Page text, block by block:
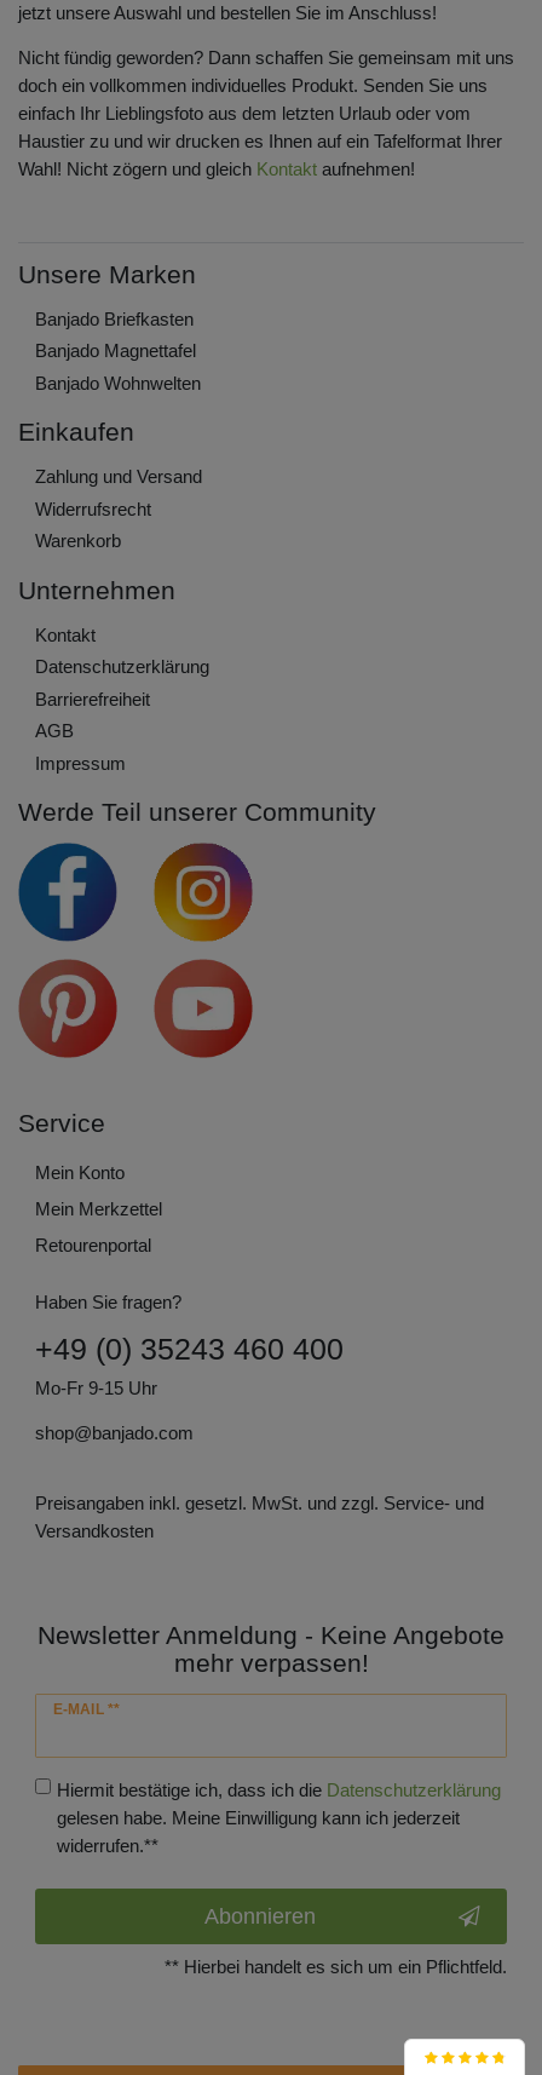
jetzt unsere Auswahl und bestellen Sie im Anschluss!
Nicht fündig geworden? Dann schaffen Sie gemeinsam mit uns
doch ein vollkommen individuelles Produkt. Senden Sie uns
einfach Ihr Lieblingsfoto aus dem letzten Urlaub oder vom
Haustier zu und wir drucken es Ihnen auf ein Tafelformat Ihrer
Wahl! Nicht zögern und gleich Kontakt aufnehmen!
Unsere Marken
Banjado Briefkasten
Banjado Magnettafel
Banjado Wohnwelten
Einkaufen
Zahlung und Versand
Widerrufs­recht
Warenkorb
Unternehmen
Kontakt
Daten­schutz­erklärung
Barrierefreiheit
AGB
Impressum
Werde Teil unserer Community
Service
Mein Konto
Mein Merkzettel
Retourenportal
Haben Sie fragen?
+49 (0) 35243 460 400
Mo-Fr 9-15 Uhr
shop@banjado.com
Preisangaben inkl. gesetzl. MwSt. und zzgl. Service- und
Versandkosten
Newsletter Anmeldung - Keine Angebote
mehr verpassen!
E-MAIL **
Newsletter
Hiermit bestätige ich, dass ich die Daten­schutz­erklärung
gelesen habe. Meine Einwilligung kann ich jederzeit
widerrufen.**
Abonnieren
** Hierbei handelt es sich um ein Pflichtfeld.